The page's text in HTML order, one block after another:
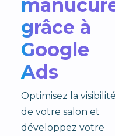
grâce à
Google
Ads
Optimisez la
de votre salon et
développez votre